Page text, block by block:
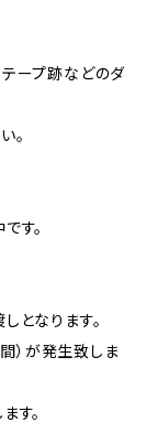
ープ跡などのダ
。
す。
となります。
）が発生致しま
す。